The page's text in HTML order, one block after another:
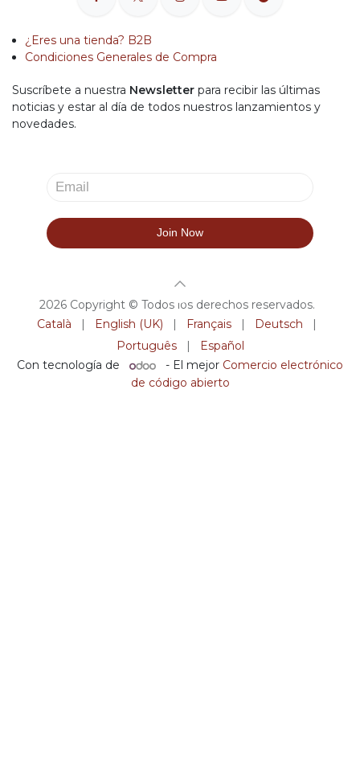
¿Eres una tienda? B2B
Condiciones Generales de Compra
Suscríbete a nuestra Newsletter para recibir las últimas
noticias y estar al día de todos nuestros lanzamientos y
novedades.
2026 Copyright © Todos los derechos reservados.
Català
English (UK) Français Deutsch
Português
Español
Con tecnología de
- El mejor Comercio electrónico
de código abierto